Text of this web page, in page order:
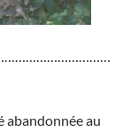
abandonnée au